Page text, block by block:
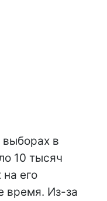
в
10 тысяч
его
время. Из-за